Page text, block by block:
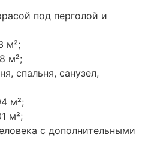
под перголой и
м²;
м²;
спальня, санузел,
м²;
м²;
с дополнительными